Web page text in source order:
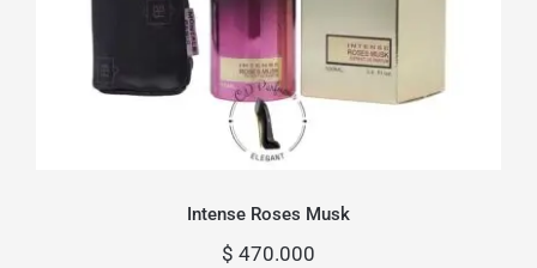
Intense Roses Musk
$ 470.000